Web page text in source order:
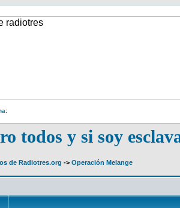
todos y si soy
de Radiotres.org -> Operación Melange